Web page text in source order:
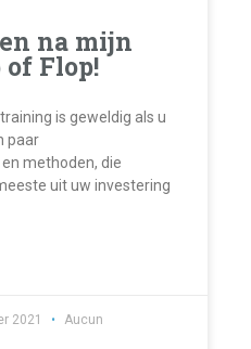
na mijn
Flop!
is geweldig als u
paar
methoden, die
uit uw investering
2021
Aucun